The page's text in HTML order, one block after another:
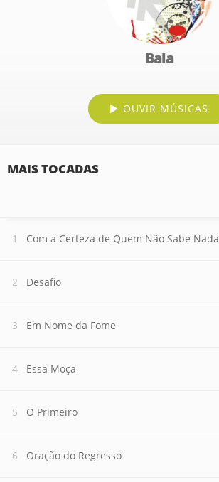
Baia
OUVIR MÚSICAS
MAIS TOCADAS
Com a Certeza de Quem Não Sabe Nada
Desafio
Em Nome da Fome
Essa Moça
O Primeiro
Oração do Regresso